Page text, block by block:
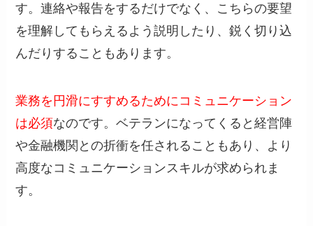
す。連絡や報告をするだけでなく、こちらの要望
を理解してもらえるよう説明したり、鋭く切り込
んだりすることもあります。
業務を円滑にすすめるためにコミュニケーション
は必須なのです。ベテランになってくると経営陣
や金融機関との折衝を任されることもあり、より
高度なコミュニケーションスキルが求められま
す。